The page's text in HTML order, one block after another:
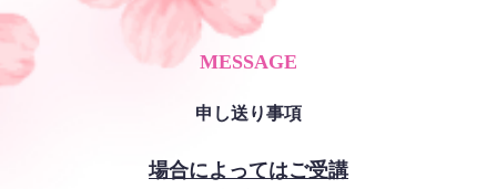
MESSAGE
申し送り事項
場合によってはご受講